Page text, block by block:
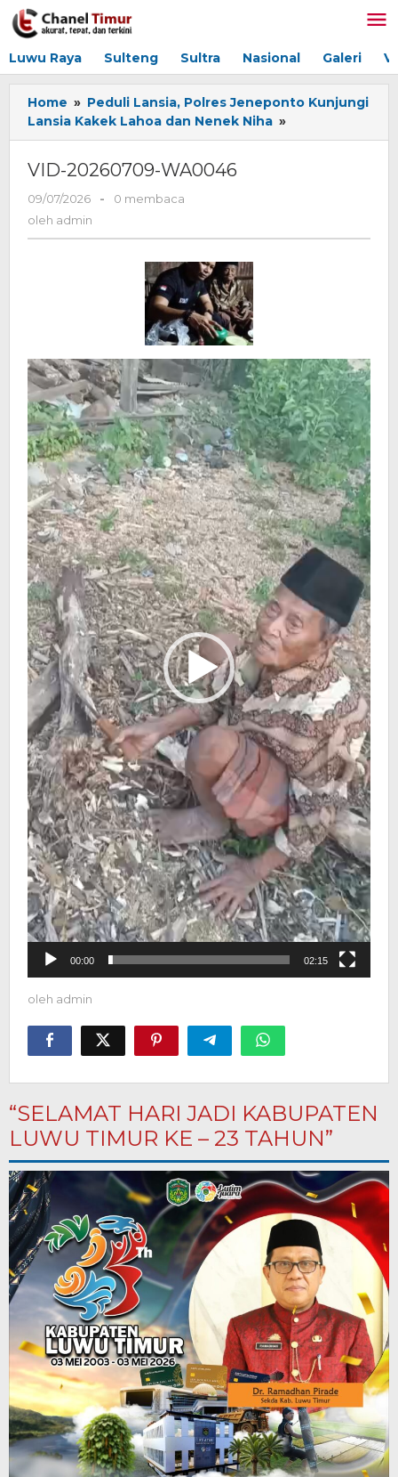
Lewati
ke
Luwu Raya Sulteng Sultra Nasional Galeri
Home » Peduli Lansia, Polres Jeneponto Kunjungi
Lansia Kakek Lahoa dan Nenek Niha »
20260709-
VID-20260709-WA0046
09/07/2026
oleh
-
0 membaca
oleh admin
Pemutar
Video
00:00 02:15
oleh admin
“SELAMAT HARI JADI KABUPATEN
LUWU TIMUR KE – 23 TAHUN”